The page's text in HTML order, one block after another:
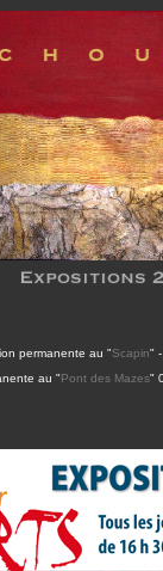
permanente au "Scapin"
au "Pont des Mazes"